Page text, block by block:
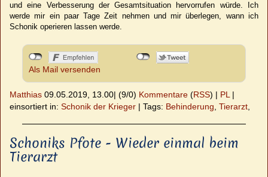
und eine Verbesserung der Gesamtsituation hervorrufen würde. Ich
werde mir ein paar Tage Zeit nehmen und mir überlegen, wann ich
Schonik operieren lassen werde.
Als Mail versenden
Matthias 09.05.2019, 13.00| (9/0) Kommentare (RSS) | PL |
einsortiert in: Schonik der Krieger | Tags: Behinderung Tierarzt
Schoniks Pfote - Wieder einmal beim
Tierarzt